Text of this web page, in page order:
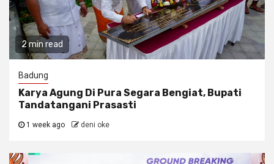
2 min read
Badung
Karya Agung Di Pura Segara Bengiat, Bupati
Tandatangani Prasasti
1 week ago deni oke